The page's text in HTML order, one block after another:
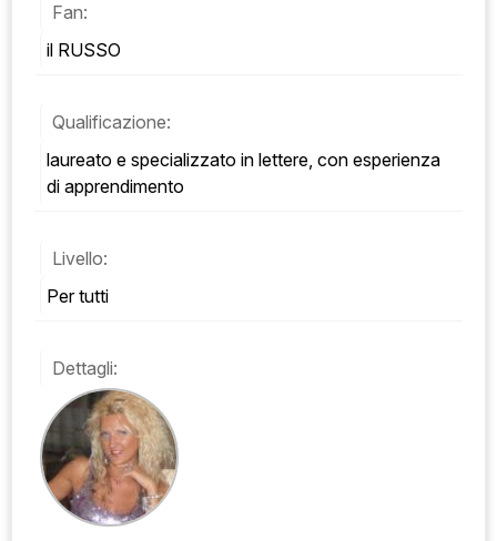
Fan:
il RUSSO
Qualificazione:
laureato e specializzato in lettere, con esperienza
di apprendimento
Livello:
Per tutti
Dettagli: